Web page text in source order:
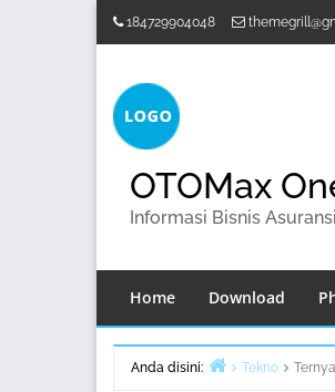
184729904048
OTOMax
Informasi Bisnis
Home Download
Anda disini:
Tekno